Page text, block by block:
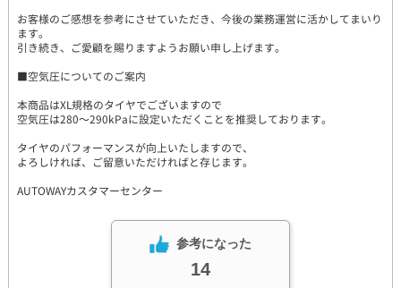
お客様のご感想を参考にさせていただき、今後の業務運営に活かしてまいり
ます。
引き続き、ご愛顧を賜りますようお願い申し上げます。
■空気圧についてのご案内
本商品はXL規格のタイヤでございますので
空気圧は280～290kPaに設定いただくことを推奨しております。
タイヤのパフォーマンスが向上いたしますので、
よろしければ、ご留意いただければと存じます。
AUTOWAYカスタマーセンター
参考になった
14